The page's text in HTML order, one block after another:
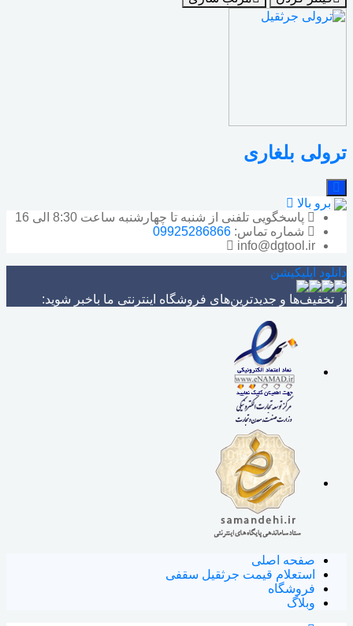
ترولی بلغاری
برو بالا
پاسخگویی تلفنی از شنبه تا چهارشنبه ساعت 8:30 الی 16
شماره تماس: 09925286866
info@dgtool.ir
دانلود اپلیکیشن
از تخفیف‌ها و جدیدترین‌های فروشگاه اینترنتی ما باخبر شوید:
صفحه اصلی
استعلام قیمت جرثقیل سقفی
فروشگاه
وبلاگ